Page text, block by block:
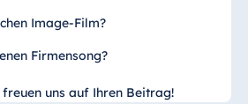
Image-Film?
Firmensong?
uns auf Ihren Beitrag!